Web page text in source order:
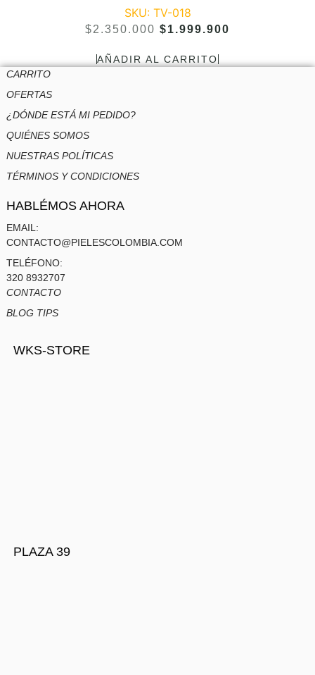
SKU: TV-018
$2.350.000 $1.999.900
AÑADIR AL CARRITO
CARRITO
OFERTAS
¿DÓNDE ESTÁ MI PEDIDO?
QUIÉNES SOMOS
NUESTRAS POLÍTICAS
TÉRMINOS Y CONDICIONES
HABLÉMOS AHORA
EMAIL:
CONTACTO@PIELESCOLOMBIA.COM
TELÉFONO:
320 8932707
CONTACTO
BLOG TIPS
WKS-STORE
PLAZA 39